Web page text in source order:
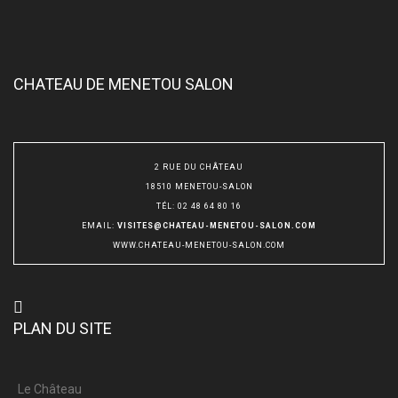
CHATEAU DE MENETOU SALON
2 RUE DU CHÂTEAU
18510 MENETOU-SALON
TÉL: 02 48 64 80 16
EMAIL: VISITES@CHATEAU-MENETOU-SALON.COM
WWW.CHATEAU-MENETOU-SALON.COM
PLAN DU SITE
Le Château